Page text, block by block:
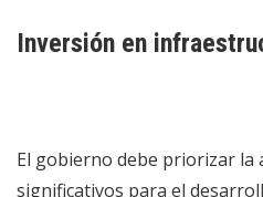
Inversión en
El gobierno debe priorizar la
significativos para el